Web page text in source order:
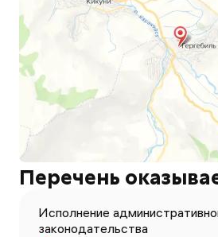
Перечень
Исполнение
законодательства